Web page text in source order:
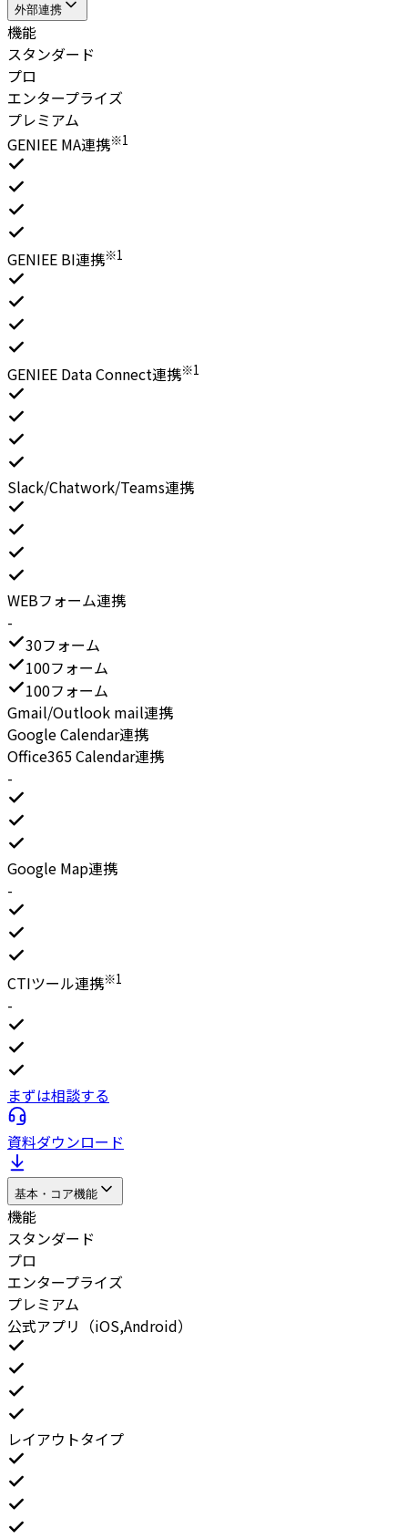
外部連携
機能
スタンダード
プロ
エンタープライズ
プレミアム
GENIEE MA連携※1
GENIEE BI連携※1
GENIEE Data Connect連携※1
Slack/Chatwork/Teams連携
WEBフォーム連携
-
30フォーム
100フォーム
100フォーム
Gmail/Outlook mail連携
Google Calendar連携
Office365 Calendar連携
-
Google Map連携
-
CTIツール連携※1
-
まずは相談する
資料ダウンロード
基本・コア機能
機能
スタンダード
プロ
エンタープライズ
プレミアム
公式アプリ（iOS,Android）
レイアウトタイプ